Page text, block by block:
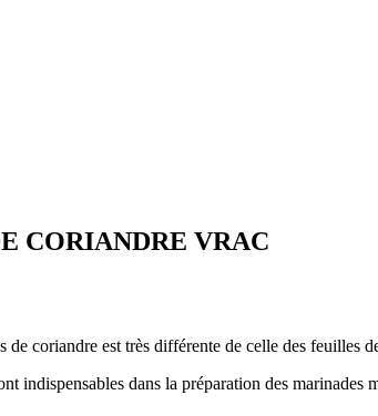
CORIANDRE VRAC
de coriandre est très différente de celle des feuilles
indispensables dans la préparation des marinades